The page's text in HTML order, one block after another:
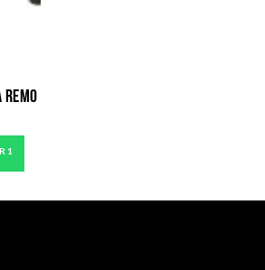
REMO
1